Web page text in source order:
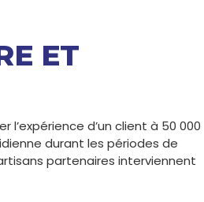
ET
d’un client à 50 000
durant les périodes de
partenaires interviennent